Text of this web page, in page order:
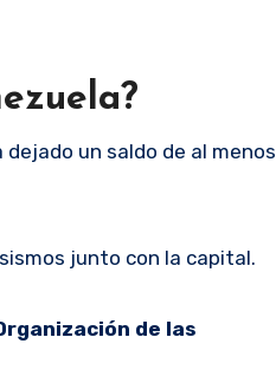
un saldo de al menos
junto con la capital.
de las